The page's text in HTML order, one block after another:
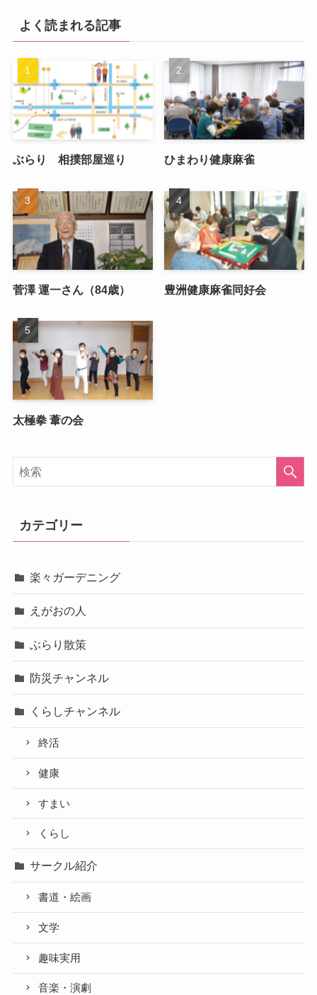
よく読まれる記事
ぶらり 相撲部屋巡り ひまわり健康麻雀
菅澤 運一さん（84歳） 豊洲健康麻雀同好会
太極拳 葦の会
カテゴリー
楽々ガーデニング
えがおの人
ぶらり散策
防災チャンネル
くらしチャンネル
終活
健康
すまい
くらし
サークル紹介
書道・絵画
文学
趣味実用
音楽・演劇